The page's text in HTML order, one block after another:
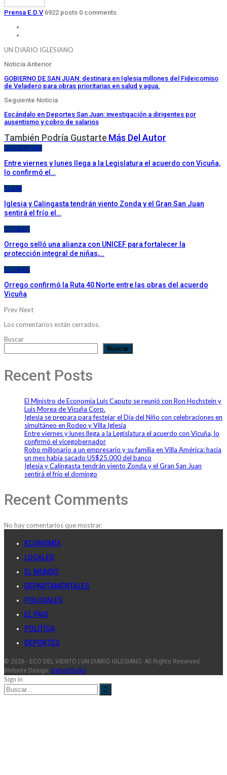
Prensa E.D.V 6922 posts 0 comments
UN DIARIO IGLESIANO
Noticia Anterior
GOBIERNO DE SAN JUAN: destinara en Iglesia millones del Fideicomiso
de Veladero para obras prioritarias en salud y agua.
Seguiente Noticia
Escándalo en Deportes San Juan: investigación a dirigentes por
ausentismo y cobro de salarios
También Podría Gustarte Más Del Autor
LEGISLATURA
Entre viernes y lunes llega a la Legislatura el acuerdo con Vicuña,
lo confirmó el…
CLIMA
Iglesia y Calingasta tendrán viento Zonda y el Gran San Juan
sentirá el frío el…
LOCALES
Orrego selló una alianza con UNICEF para fortalecer la
protección integral de niñas,…
LOCALES
Orrego confirmó la Ruta 40 Norte entre las obras del acuerdo
Vicuña
PrevNext
Los comentarios están cerrados.
Buscar
Buscar
Recent Posts
El Ministro de Economía Luis Caputo se reunió con Ron Hochstein y
Luis Morea de Vicuña Corp.
Iglesia se prepara para festejar el Día del Niño con celebraciones en
simultáneo en Rodeo y Villa Iglesia
Entre viernes y lunes llega a la Legislatura el acuerdo con Vicuña, lo
confirmó el vicegobernador
Robo millonario a un empresario y su familia en Villa América: hacía
un mes había sacado US$25.000 del banco
Iglesia y Calingasta tendrán viento Zonda y el Gran San Juan
sentirá el frío el domingo
Recent Comments
No hay comentarios que mostrar.
ECONOMÍA
LOCALES
EL MUNDO
DEPARTAMENTALES
POLICIALES
EL PAIS
POLITÍCA
DEPORTES
© 2026 - ECO DEL VIENTO | UN DIARIO IGLESIANO. All Rights Reserved.
Website Design: BetterStudio
Sign in